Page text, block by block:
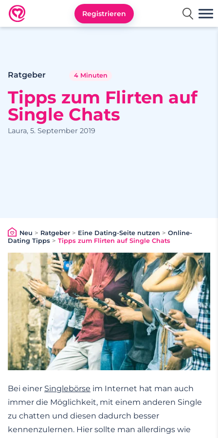
Neu.de
Registrieren
Ratgeber 4 Minuten
Tipps zum Flirten auf
Single Chats
Laura, 5. September 2019
Neu > Ratgeber > Eine Dating-Seite nutzen > Online-
Dating Tipps > Tipps zum Flirten auf Single Chats
Bei einer Singlebörse im Internet hat man auch
immer die Möglichkeit, mit einem anderen Single
zu chatten und diesen dadurch besser
kennenzulernen. Hier sollte man allerdings wie